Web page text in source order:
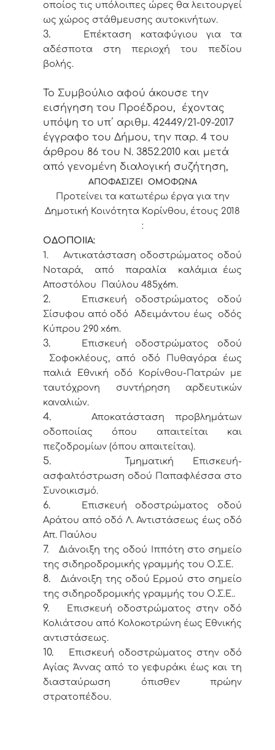
οποίος τις υπόλοιπες ώρες θα λειτουργεί
ως χώρος στάθμευσης αυτοκινήτων.
3.
Επέκταση καταφύγιου για τα
αδέσποτα στη περιοχή του πεδίου
βολής.
Το Συμβούλιο αφού άκουσε την
εισήγηση του Προέδρου, έχοντας
υπόψη το υπ΄ αριθμ. 42449/21-09-2017
έγγραφο του Δήμου, την παρ. 4 του
άρθρου 86 του Ν. 3852.2010 και μετά
από γενομένη διαλογική συζήτηση,
ΑΠΟΦΑΣΙΖΕΙ ΟΜΟΦΩΝΑ
Προτείνει τα κατωτέρω έργα για την
Δημοτική Κοινότητα Κορίνθου, έτους 2018
:
ΟΔΟΠΟΙΙΑ:
1.
Αντικατάσταση οδοστρώματος οδού
Νοταρά, από παραλία καλάμια έως
Αποστόλου Παύλου 485χ6m.
2.
Επισκευή οδοστρώματος οδού
Σίσυφου από οδό Αδειμάντου έως οδός
Κύπρου 290 x6m.
3.
Επισκευή οδοστρώματος οδού
Σοφοκλέους, από οδό Πυθαγόρα έως
παλιά Εθνική οδό Κορίνθου-Πατρών με
ταυτόχρονη συντήρηση αρδευτικών
καναλιών.
4.
Αποκατάσταση προβλημάτων
οδοποιίας όπου απαιτείται και
πεζοδρομίων (όπου απαιτείται).
5.
Τμηματική Επισκευή-
ασφαλτόστρωση οδού Παπαφλέσσα στο
Συνοικισμό.
6.
Επισκευή οδοστρώματος οδού
Αράτου από οδό Λ. Αντιστάσεως έως οδό
Απ. Παύλου
7.
Διάνοιξη της οδού Ιππότη στο σημείο
της σιδηροδρομικής γραμμής του Ο.Σ.Ε.
8.
Διάνοιξη της οδού Ερμού στο σημείο
της σιδηροδρομικής γραμμής του Ο.Σ.Ε..
9.
Επισκευή οδοστρώματος στην οδό
Κολιάτσου από Κολοκοτρώνη έως Εθνικής
αντιστάσεως.
10.
Επισκευή οδοστρώματος στην οδό
Αγίας Άννας από το γεφυράκι έως και τη
διασταύρωση όπισθεν πρώην
στρατοπέδου.